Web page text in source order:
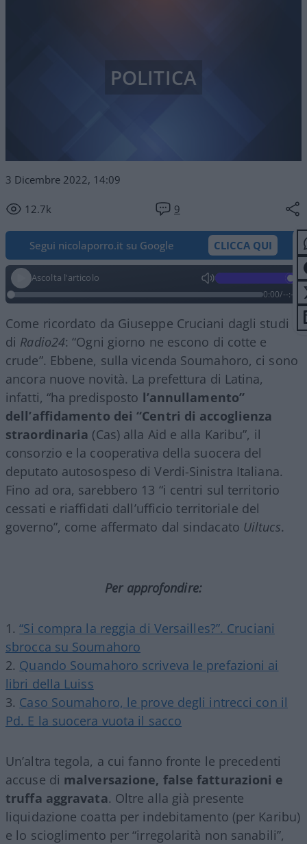
3 Dicembre 2022, 14:09
12.7k 9
POLITICA
Segui nicolaporro.it su Google CLICCA QUI
Ascolta l'articolo
0:00/--:--
Come ricordato da Giuseppe Cruciani dagli studi
di Radio24: “Ogni giorno ne escono di cotte e
crude”. Ebbene, sulla vicenda Soumahoro, ci sono
ancora nuove novità. La prefettura di Latina,
infatti, “ha predisposto l’annullamento”
dell’affidamento dei “Centri di accoglienza
straordinaria (Cas) alla Aid e alla Karibu”, il
consorzio e la cooperativa della suocera del
deputato autosospeso di Verdi-Sinistra Italiana.
Fino ad ora, sarebbero 13 “i centri sul territorio
cessati e riaffidati dall’ufficio territoriale del
governo”, come affermato dal sindacato Uiltucs.
Per approfondire:
“Si compra la reggia di Versailles?”. Cruciani
sbrocca su Soumahoro
Quando Soumahoro scriveva le prefazioni ai
libri della Luiss
Caso Soumahoro, le prove degli intrecci con il
Pd. E la suocera vuota il sacco
Un’altra tegola, a cui fanno fronte le precedenti
accuse di malversazione, false fatturazioni e
truffa aggravata. Oltre alla già presente
liquidazione coatta per indebitamento (per Karibu)
e lo scioglimento per “irregolarità non sanabili”,